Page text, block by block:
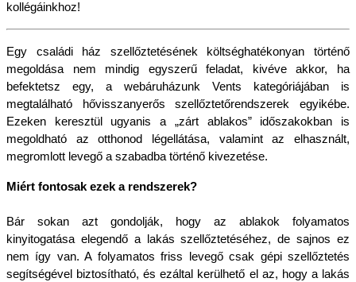
kollégáinkhoz!
Egy családi ház szellőztetésének költséghatékonyan történő
megoldása nem mindig egyszerű feladat, kivéve akkor, ha
befektetsz egy, a webáruházunk Vents kategóriájában is
megtalálható hővisszanyerős szellőztetőrendszerek egyikébe.
Ezeken keresztül ugyanis a „zárt ablakos” időszakokban is
megoldható az otthonod légellátása, valamint az elhasznált,
megromlott levegő a szabadba történő kivezetése.
Miért fontosak ezek a rendszerek?
Bár sokan azt gondolják, hogy az ablakok folyamatos
kinyitogatása elegendő a lakás szellőztetéséhez, de sajnos ez
nem így van. A folyamatos friss levegő csak gépi szellőztetés
segítségével biztosítható, és ezáltal kerülhető el az, hogy a lakás